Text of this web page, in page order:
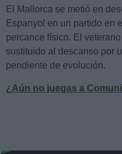
El Mallorca se metió en
Espanyol en un partido en
percance físico. El
sustituido al descanso por
pendiente de evolución.
¿Aún no juegas a